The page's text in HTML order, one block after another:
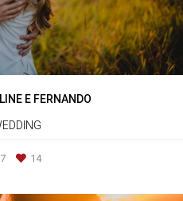
E FERNANDO
14